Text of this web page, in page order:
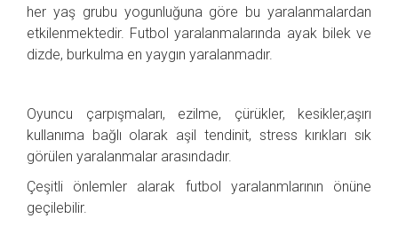
her yaş grubu yogunluğuna göre bu yaralanmalardan
etkilenmektedir. Futbol yaralanmalarında ayak bilek ve
dizde, burkulma en yaygın yaralanmadır.
Oyuncu çarpışmaları, ezilme, çürükler, kesikler,aşırı
kullanıma bağlı olarak aşil tendinit, stress kırıkları sık
görülen yaralanmalar arasındadır.
Çeşitli önlemler alarak futbol yaralanmlarının önüne
geçilebilir.